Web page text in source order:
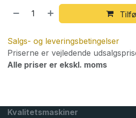
Salgs- og leveringsbetingelser
Priserne er vejledende
Alle priser er ekskl. moms
Kvalitetsmaskiner